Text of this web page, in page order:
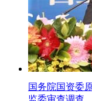
国务院国资委
监委审查调查